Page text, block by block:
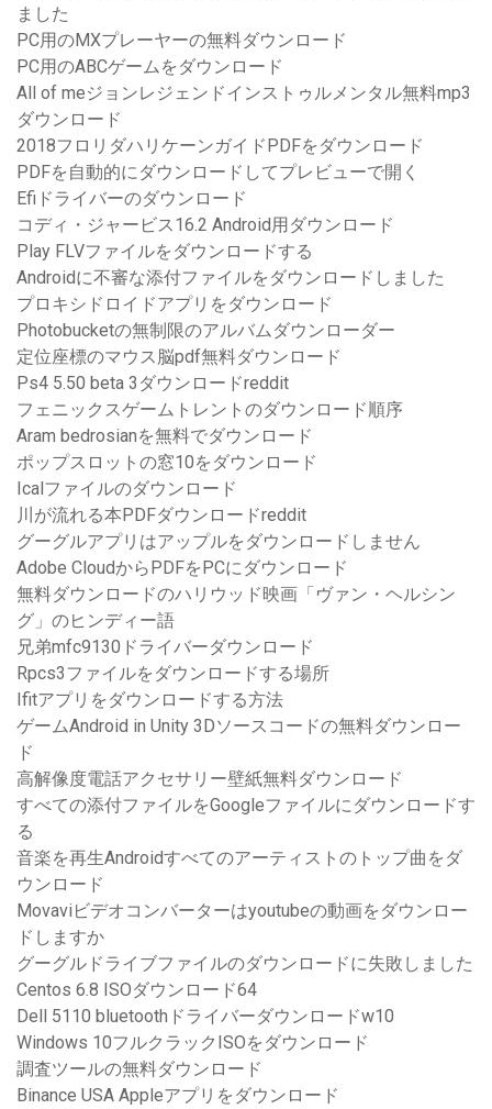
ました
PC用のMXプレーヤーの無料ダウンロード
PC用のABCゲームをダウンロード
All of meジョンレジェンドインストゥルメンタル無料mp3
ダウンロード
2018フロリダハリケーンガイドPDFをダウンロード
PDFを自動的にダウンロードしてプレビューで開く
Efiドライバーのダウンロード
コディ・ジャービス16.2 Android用ダウンロード
Play FLVファイルをダウンロードする
Androidに不審な添付ファイルをダウンロードしました
プロキシドロイドアプリをダウンロード
Photobucketの無制限のアルバムダウンローダー
定位座標のマウス脳pdf無料ダウンロード
Ps4 5.50 beta 3ダウンロードreddit
フェニックスゲームトレントのダウンロード順序
Aram bedrosianを無料でダウンロード
ポップスロットの窓10をダウンロード
Icalファイルのダウンロード
川が流れる本PDFダウンロードreddit
グーグルアプリはアップルをダウンロードしません
Adobe CloudからPDFをPCにダウンロード
無料ダウンロードのハリウッド映画「ヴァン・ヘルシン
グ」のヒンディー語
兄弟mfc9130ドライバーダウンロード
Rpcs3ファイルをダウンロードする場所
Ifitアプリをダウンロードする方法
ゲームAndroid in Unity 3Dソースコードの無料ダウンロー
ド
高解像度電話アクセサリー壁紙無料ダウンロード
すべての添付ファイルをGoogleファイルにダウンロードす
る
音楽を再生Androidすべてのアーティストのトップ曲をダ
ウンロード
Movaviビデオコンバーターはyoutubeの動画をダウンロー
ドしますか
グーグルドライブファイルのダウンロードに失敗しました
Centos 6.8 ISOダウンロード64
Dell 5110 bluetoothドライバーダウンロードw10
Windows 10フルクラックISOをダウンロード
調査ツールの無料ダウンロード
Binance USA Appleアプリをダウンロード